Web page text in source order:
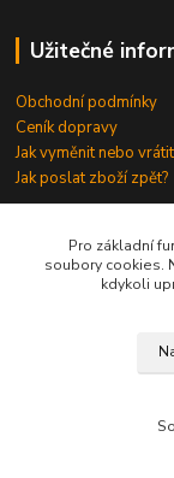
Užitečné
Obchodní podmínky
Ceník dopravy
Jak vyměnit nebo
Jak poslat zboží zpět?
©
Pro základní
soubory cookies.
kdykoli